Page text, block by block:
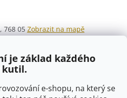
je základ každého
kutil.
e-shopu, na který se
768 05 Zobrazit na mapě